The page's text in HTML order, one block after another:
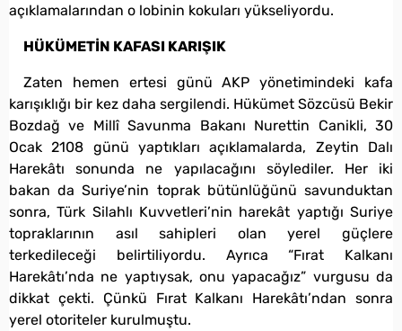
açıklamalarından o lobinin kokuları yükseliyordu.
HÜKÜMETİN KAFASI KARIŞIK
Zaten hemen ertesi günü AKP yönetimindeki kafa
karışıklığı bir kez daha sergilendi. Hükümet Sözcüsü Bekir
Bozdağ ve Millî Savunma Bakanı Nurettin Canikli, 30
Ocak 2108 günü yaptıkları açıklamalarda, Zeytin Dalı
Harekâtı sonunda ne yapılacağını söylediler. Her iki
bakan da Suriye’nin toprak bütünlüğünü savunduktan
sonra, Türk Silahlı Kuvvetleri’nin harekât yaptığı Suriye
topraklarının asıl sahipleri olan yerel güçlere
terkedileceği belirtiliyordu. Ayrıca “Fırat Kalkanı
Harekâtı’nda ne yaptıysak, onu yapacağız” vurgusu da
dikkat çekti. Çünkü Fırat Kalkanı Harekâtı’ndan sonra
yerel otoriteler kurulmuştu.